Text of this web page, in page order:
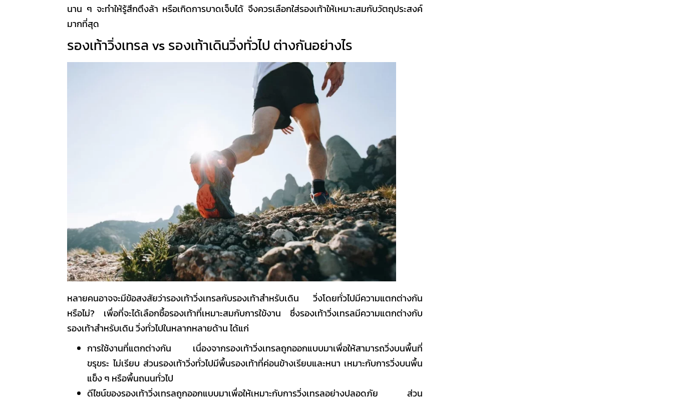
นาน ๆ จะทำให้รู้สึกตึงล้า หรือเกิดการบาดเจ็บได้ จึงควรเลือกใส่รองเท้าให้เหมาะสมกับวัตถุประสงค์
มากที่สุด
รองเท้าวิ่งเทรลvs รองเท้าเดินวิ่งทั่วไป ต่างกันอย่างไร
หลายคนอาจจะมีข้อสงสัยว่ารองเท้าวิ่งเทรลกับรองเท้าสำหรับเดิน วิ่งโดยทั่วไปมีความแตกต่างกัน
หรือไม่? เพื่อที่จะได้เลือกซื้อรองเท้าที่เหมาะสมกับการใข้งาน ซึ่งรองเท้าวิ่งเทรลมีความแตกต่างกับ
รองเท้าสำหรับเดิน วิ่งทั่วไปในหลากหลายด้าน ได้แก่
การใช้งานที่แตกต่างกัน เนื่องจากรองเท้าวิ่งเทรลถูกออกแบบมาเพื่อให้สามารถวิ่งบนพื้นที่
ขรุขระ ไม่เรียบ ส่วนรองเท้าวิ่งทั่วไปมีพื้นรองเท้าที่ค่อนข้างเรียบและหนา เหมาะกับการวิ่งบนพื้น
แข็ง ๆ หรือพื้นถนนทั่วไป
ดีไซน์ของรองเท้าวิ่งเทรลถูกออกแบบมาเพื่อให้เหมาะกับการวิ่งเทรลอย่างปลอดภัย ส่วน